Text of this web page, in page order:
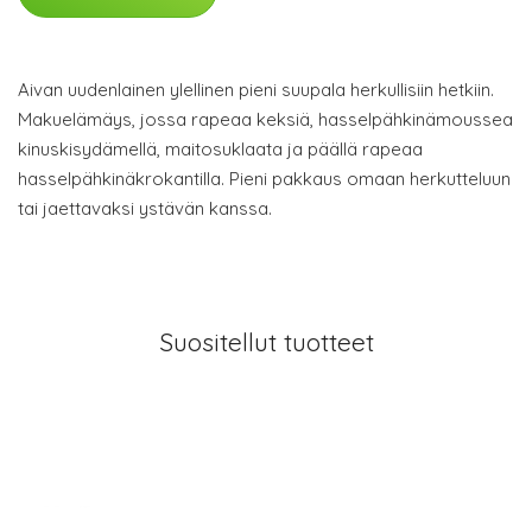
Aivan uudenlainen ylellinen pieni suupala herkullisiin hetkiin.
Makuelämäys, jossa rapeaa keksiä, hasselpähkinämoussea
kinuskisydämellä, maitosuklaata ja päällä rapeaa
hasselpähkinäkrokantilla. Pieni pakkaus omaan herkutteluun
tai jaettavaksi ystävän kanssa.
Suositellut tuotteet